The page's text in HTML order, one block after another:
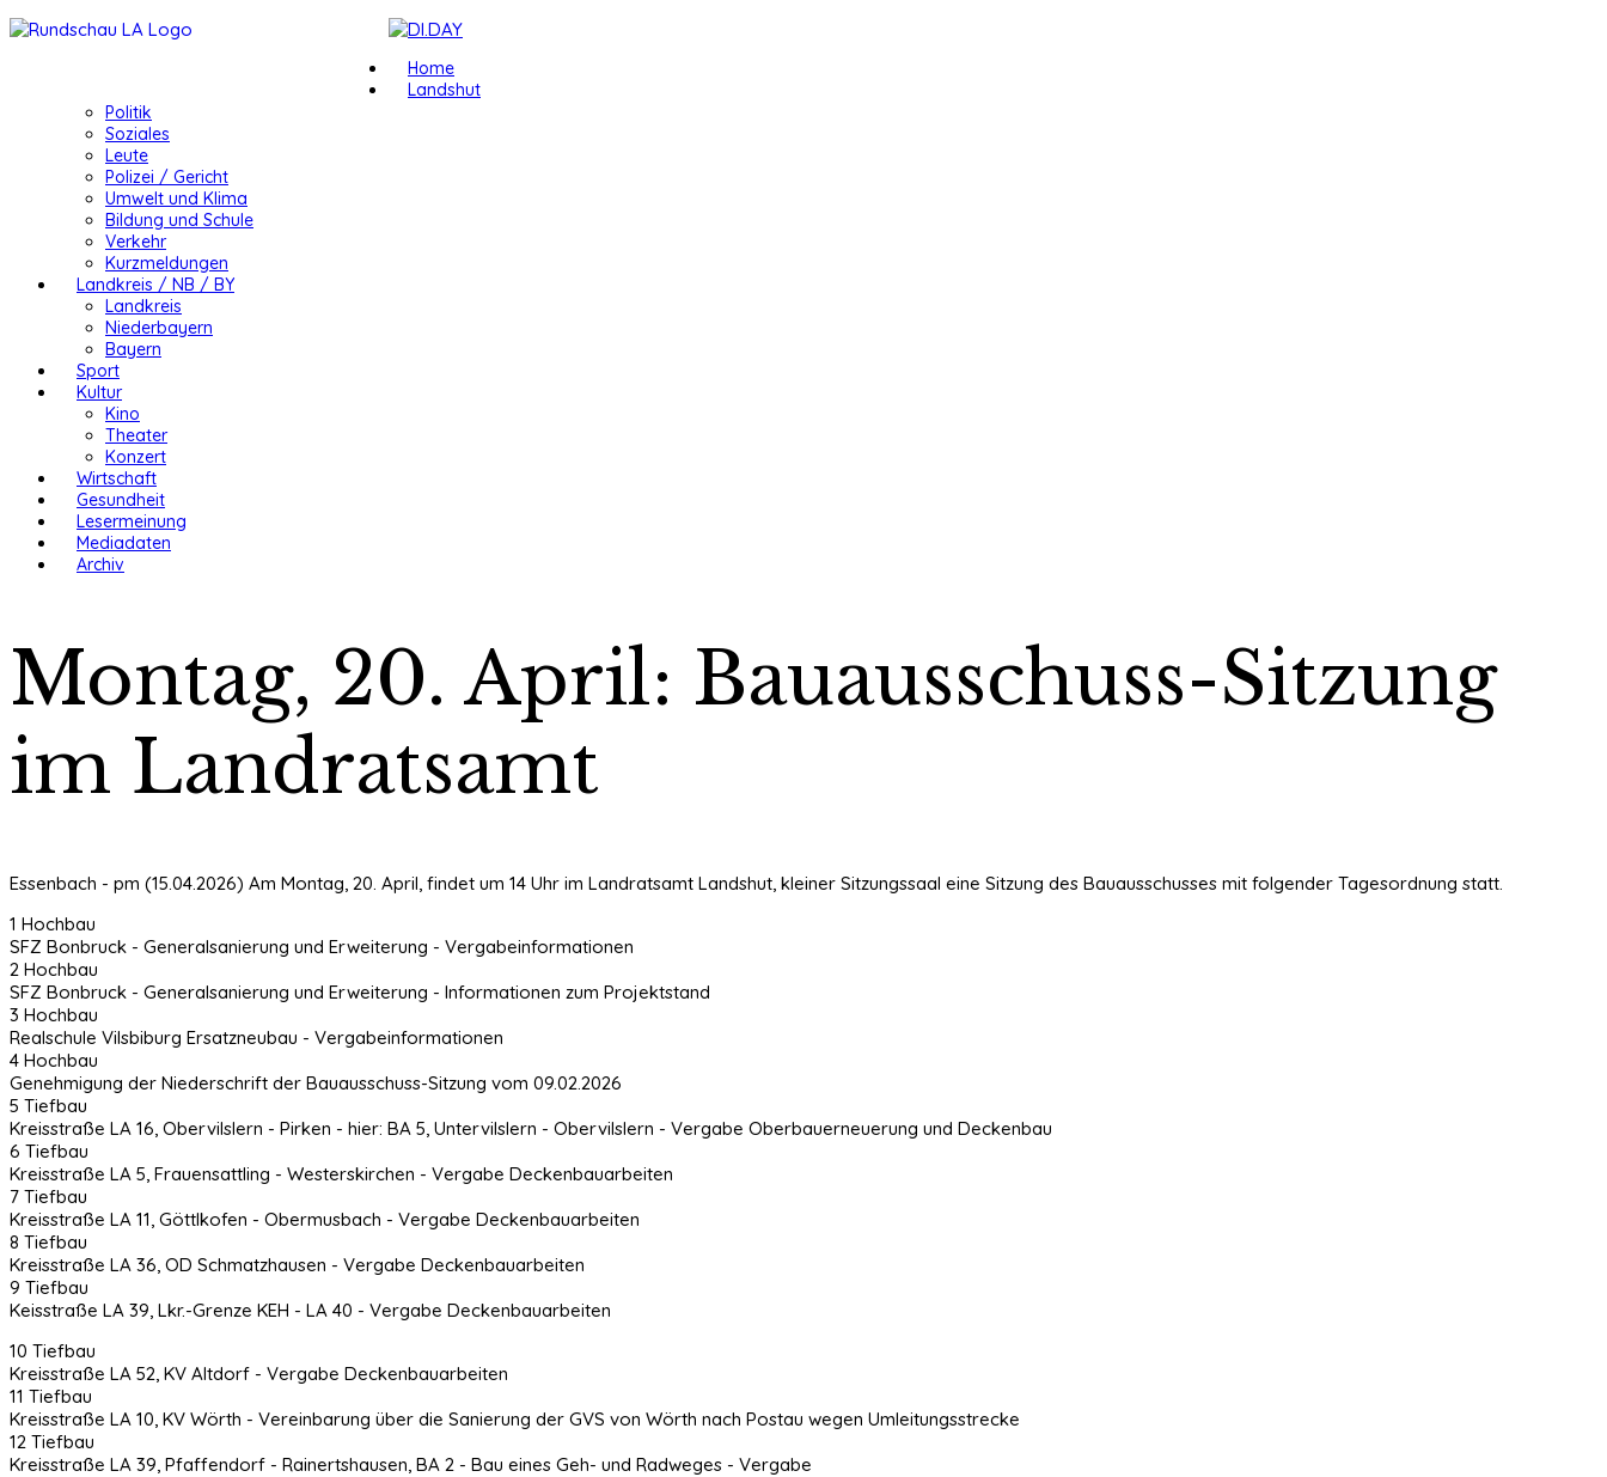
Home
Landshut
Politik
Soziales
Leute
Polizei / Gericht
Umwelt und Klima
Bildung und Schule
Verkehr
Kurzmeldungen
Landkreis / NB / BY
Landkreis
Niederbayern
Bayern
Sport
Kultur
Kino
Theater
Konzert
Wirtschaft
Gesundheit
Lesermeinung
Mediadaten
Archiv
Montag, 20. April: Bauausschuss-Sitzung
im Landratsamt
Essenbach - pm (15.04.2026) Am Montag, 20. April, findet um 14 Uhr im Landratsamt Landshut, kleiner Sitzungssaal eine Sitzung des Bauausschusses mit folgender Tagesordnung statt.
1 Hochbau
SFZ Bonbruck - Generalsanierung und Erweiterung - Vergabeinformationen
2 Hochbau
SFZ Bonbruck - Generalsanierung und Erweiterung - Informationen zum Projektstand
3 Hochbau
Realschule Vilsbiburg Ersatzneubau - Vergabeinformationen
4 Hochbau
Genehmigung der Niederschrift der Bauausschuss-Sitzung vom 09.02.2026
5 Tiefbau
Kreisstraße LA 16, Obervilslern - Pirken - hier: BA 5, Untervilslern - Obervilslern - Vergabe Oberbauerneuerung und Deckenbau
6 Tiefbau
Kreisstraße LA 5, Frauensattling - Westerskirchen - Vergabe Deckenbauarbeiten
7 Tiefbau
Kreisstraße LA 11, Göttlkofen - Obermusbach - Vergabe Deckenbauarbeiten
8 Tiefbau
Kreisstraße LA 36, OD Schmatzhausen - Vergabe Deckenbauarbeiten
9 Tiefbau
Keisstraße LA 39, Lkr.-Grenze KEH - LA 40 - Vergabe Deckenbauarbeiten
10 Tiefbau
Kreisstraße LA 52, KV Altdorf - Vergabe Deckenbauarbeiten
11 Tiefbau
Kreisstraße LA 10, KV Wörth - Vereinbarung über die Sanierung der GVS von Wörth nach Postau wegen Umleitungsstrecke
12 Tiefbau
Kreisstraße LA 39, Pfaffendorf - Rainertshausen, BA 2 - Bau eines Geh- und Radweges - Vergabe